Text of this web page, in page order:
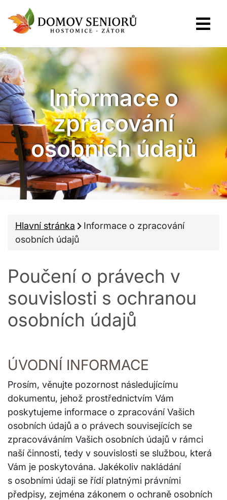
Informace o
zpracování
osobních údajů
Hlavní stránka
Informace o zpracování
osobních údajů
Poučení o právech v
souvislosti s ochranou
osobních údajů
ÚVODNÍ INFORMACE
Prosím, věnujte pozornost následujícímu
dokumentu, jehož prostřednictvím Vám
poskytujeme informace o zpracování Vašich
osobních údajů a o právech souvisejících se
zpracováváním Vašich osobních údajů v rámci
naší činnosti, tedy v souvislosti se službou, která
Vám je poskytována. Jakékoliv nakládání
s osobními údaji se řídí platnými právními
předpisy, zejména zákonem o ochraně osobních